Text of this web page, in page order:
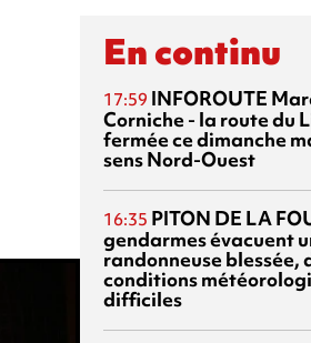
En continu
17:59 INFOROUTE
Corniche - la route du
fermée ce dimanche
sens Nord-Ouest
16:35 PITON DE LA
gendarmes évacuent
randonneuse blessée,
conditions
difficiles